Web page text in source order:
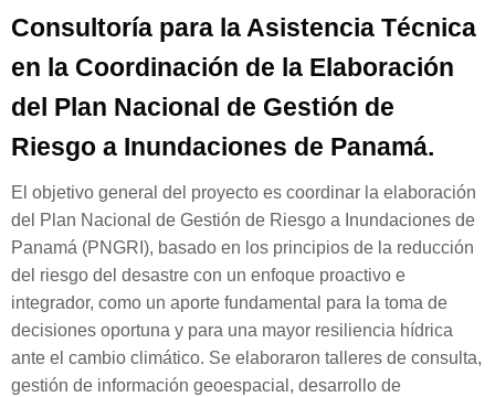
Consultoría para la Asistencia Técnica
en la Coordinación de la Elaboración
del Plan Nacional de Gestión de
Riesgo a Inundaciones de Panamá.
El objetivo general del proyecto es coordinar la elaboración
del Plan Nacional de Gestión de Riesgo a Inundaciones de
Panamá (PNGRI), basado en los principios de la reducción
del riesgo del desastre con un enfoque proactivo e
integrador, como un aporte fundamental para la toma de
decisiones oportuna y para una mayor resiliencia hídrica
ante el cambio climático. Se elaboraron talleres de consulta,
gestión de información geoespacial, desarrollo de